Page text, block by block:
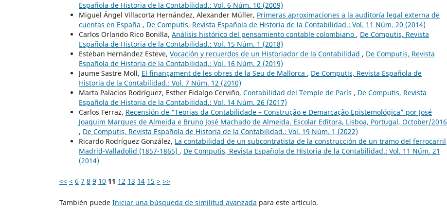
Española de Historia de la Contabilidad.: Vol. 6 Núm. 10 (2009)
Miguel Ángel Villacorta Hernández, Alexander Müller, Primeras aproximaciones a la auditoría legal externa de
cuentas en España , De Computis, Revista Española de Historia de la Contabilidad.: Vol. 11 Núm. 20 (2014)
Carlos Orlando Rico Bonilla, Análisis histórico del pensamiento contable colombiano , De Computis, Revista
Española de Historia de la Contabilidad.: Vol. 15 Núm. 1 (2018)
Esteban Hernández Esteve, Vocación y recuerdos de un Historiador de la Contabilidad , De Computis, Revista
Española de Historia de la Contabilidad.: Vol. 16 Núm. 2 (2019)
Jaume Sastre Moll, El finançament de les obres de la Seu de Mallorca , De Computis, Revista Española de
Historia de la Contabilidad.: Vol. 7 Núm. 12 (2010)
Marta Palacios Rodríguez, Esther Fidalgo Cerviño, Contabilidad del Temple de París , De Computis, Revista
Española de Historia de la Contabilidad.: Vol. 14 Núm. 26 (2017)
Carlos Ferraz, Recensión de “Teorias da Contabilidade – Construção e Demarcação Epistemológica” por José
Joaquim Marques de Almeida e Bruno José Machado de Almeida. Escolar Editora, Lisboa, Portugal, October/2016
, De Computis, Revista Española de Historia de la Contabilidad.: Vol. 19 Núm. 1 (2022)
Ricardo Rodríguez González, La contabilidad de un subcontratista de la construcción de un tramo del ferrocarril
Madrid-Valladolid (1857-1865) , De Computis, Revista Española de Historia de la Contabilidad.: Vol. 11 Núm. 21
(2014)
<< < 6 7 8 9 10 11 12 13 14 15 > >>
También puede Iniciar una búsqueda de similitud avanzada para este artículo.